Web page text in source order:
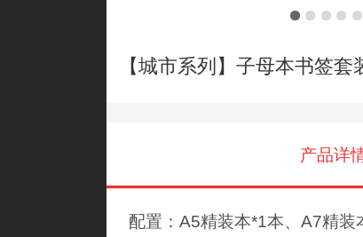
【城市系列】子母本书签套
产品详
配置：A5精装本*1本、A7精装